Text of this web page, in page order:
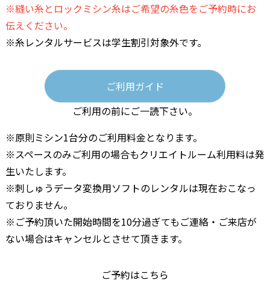
※縫い糸とロックミシン糸はご希望の糸色をご予約時にお
伝えください。
※糸レンタルサービスは学生割引対象外です。
ご利用ガイド
ご利用の前にご一読下さい。
※原則ミシン1台分のご利用料金となります。
※スペースのみご利用の場合もクリエイトルーム利用料は発
生いたします。
※刺しゅうデータ変換用ソフトのレンタルは現在おこなっ
ておりません。
※ご予約頂いた開始時間を10分過ぎてもご連絡・ご来店が
ない場合はキャンセルとさせて頂きます。
ご予約はこちら